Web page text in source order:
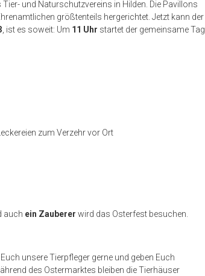
und Naturschutzvereins in Hilden. Die Pavillons
größtenteils hergerichtet. Jetzt kann der
, ist es soweit: Um 11 Uhr startet der gemeinsame Tag
zum Verzehr vor Ort
auch ein Zauberer wird das Osterfest besuchen.
unsere Tierpfleger gerne und geben Euch
des Ostermarktes bleiben die Tierhäuser